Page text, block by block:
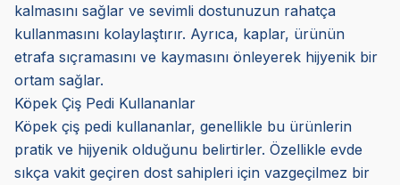
kalmasını sağlar ve sevimli dostunuzun rahatça
kullanmasını kolaylaştırır. Ayrıca, kaplar, ürünün
etrafa sıçramasını ve kaymasını önleyerek hijyenik bir
ortam sağlar.
Köpek Çiş Pedi Kullananlar
Köpek çiş pedi kullananlar, genellikle bu ürünlerin
pratik ve hijyenik olduğunu belirtirler. Özellikle evde
sıkça vakit geçiren dost sahipleri için vazgeçilmez bir